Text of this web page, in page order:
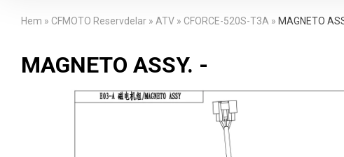
Hem » CFMOTO Reservdelar » ATV » CFORCE-520S-T3A » MAGNETO
MAGNETO ASSY. -